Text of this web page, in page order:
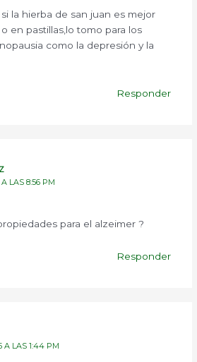
la hierba de san juan es mejor
en pastillas,lo tomo para los
como la depresión y la
Responder
LAS 8:56 PM
para el alzeimer ?
Responder
A LAS 1:44 PM